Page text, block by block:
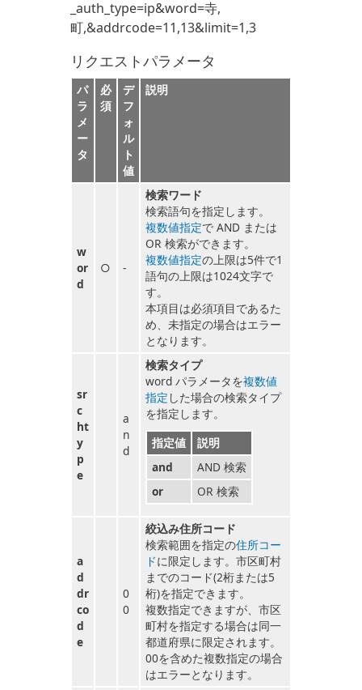
_auth_type=ip&word=寺,
町,&addrcode=11,13&limit=1,3
リクエストパラメータ
パ
ラ
メ
ー
タ
必
須
デ
フ
ォ
ル
ト
値
説明
w
or
d
○ -
検索ワード
検索語句を指定します。
複数値指定で AND または
OR 検索ができます。
複数値指定の上限は5件で1
語句の上限は1024文字で
す。
本項目は必須項目であるた
め、未指定の場合はエラー
となります。
sr
c
ht
y
p
e
a
n
d
検索タイプ
word パラメータを複数値
指定 した場合の検索タイプ
を指定します。
指定値
説明
and
AND 検索
or
OR 検索
a
d
dr
co
d
e
0
0
絞込み住所コード
検索範囲を指定の住所コー
ドに限定します。市区町村
までのコード(2桁または5
桁)を指定できます。
複数指定できますが、市区
町村を指定する場合は同一
都道府県に限定されます。
00を含めた複数指定の場合
はエラーとなります。